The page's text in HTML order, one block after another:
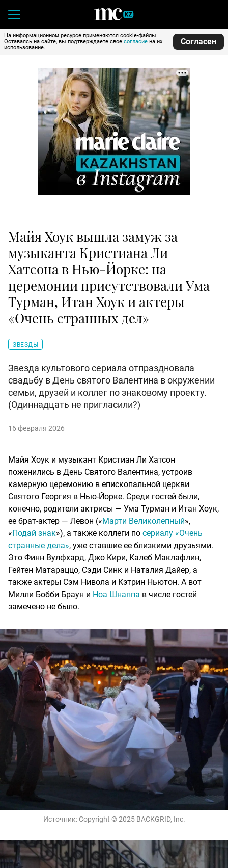
На информационном ресурсе применяются cookie-файлы.
Оставаясь на сайте, вы подтверждаете свое согласие на их
использование.
Согласен
Майя Хоук вышла замуж за
музыканта Кристиана Ли
Хатсона в Нью-Йорке: на
церемонии присутствовали Ума
Турман, Итан Хоук и актеры
«Очень странных дел»
ЗВЕЗДЫ
Звезда культового сериала отпраздновала
свадьбу в День святого Валентина в окружении
семьи, друзей и коллег по знаковому проекту.
(Одиннадцать не пригласили?)
16 февраля 2026
Майя Хоук и музыкант Кристиан Ли Хатсон
поженились в День Святого Валентина, устроив
камерную церемонию в епископальной церкви
Святого Георгия в Нью-Йорке. Среди гостей были,
конечно, родители актрисы — Ума Турман и Итан Хоук,
ее брат-актер — Левон («Марти Великолепный»,
«Подай знак»), а также коллеги по сериалу «Очень
странные дела», уже ставшие ее близкими друзьями.
Это Финн Вулфхард, Джо Кири, Калеб Маклафлин,
Гейтен Матараццо, Сэди Синк и Наталия Дайер, а
также актеры Сэм Нивола и Кэтрин Ньютон. А вот
Милли Бобби Браун и Ноа Шнаппа в числе гостей
замечено не было.
Источник: Copyright © 2025 BACKGRID, Inc.